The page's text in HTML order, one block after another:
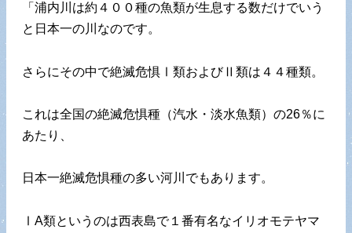
「浦内川は約４００種の魚類が生息する数だけでいう
と日本一の川なのです。
さらにその中で絶滅危惧Ⅰ類およびⅡ類は４４種類。
これは全国の絶滅危惧種（汽水・淡水魚類）の26％に
あたり、
日本一絶滅危惧種の多い河川でもあります。
ⅠA類というのは西表島で１番有名なイリオモテヤマ